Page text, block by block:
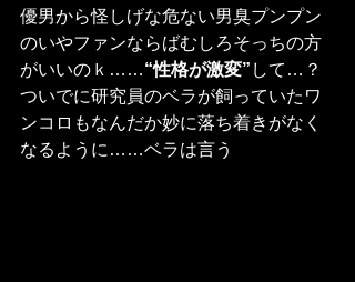
優男から怪しげな危ない男臭プンプン
のいやファンならばむしろそっちの方
がいいのｋ……“性格が激変” して…？
ついでに研究員のベラが飼っていたワ
ンコロもなんだか妙に落ち着きがなく
なるように……ベラは言う